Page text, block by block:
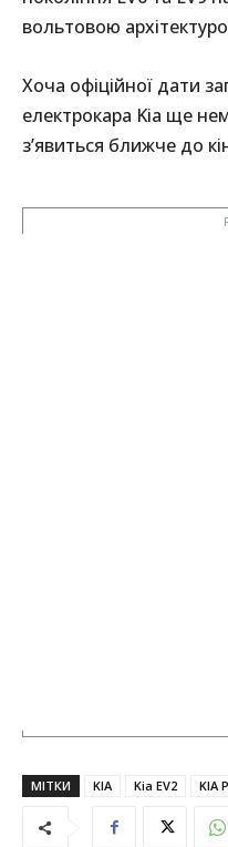
вольтовою
Хоча офіційної дати
електрокара Kia ще
з’явиться ближче до
МІТКИ KIA Kia EV2 KIA